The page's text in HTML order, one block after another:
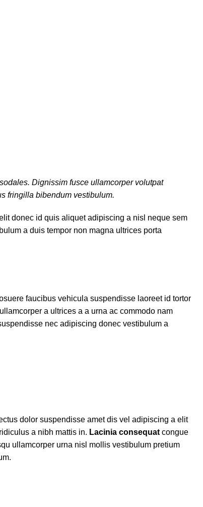
Dignissim fusce ullamcorper volutpat
fringilla bibendum vestibulum.
donec id quis aliquet adipiscing a nisl neque sem
a duis tempor non magna ultrices porta
faucibus vehicula suspendisse laoreet id tortor
a ultrices a a urna ac commodo nam
nec adipiscing donec vestibulum a
dolor suspendisse amet dis vel adipiscing a elit
a nibh mattis in. Lacinia consequat congue
ullamcorper urna nisl mollis vestibulum pretium